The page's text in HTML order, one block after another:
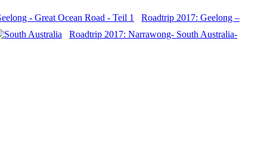
Roadtrip 2017: Geelong –
Roadtrip 2017: Narrawong- South Australia-